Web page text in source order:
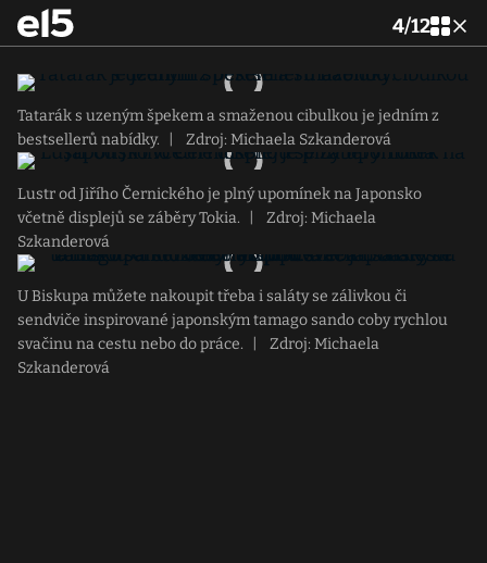
4/12
Tatarák s uzeným špekem a smaženou cibulkou je jedním z
bestsellerů nabídky.
Zdroj: Michaela Szkanderová
Lustr od Jiřího Černického je plný upomínek na Japonsko
včetně displejů se záběry Tokia.
Zdroj: Michaela
Szkanderová
U Biskupa můžete nakoupit třeba i saláty se zálivkou či
sendviče inspirované japonským tamago sando coby rychlou
svačinu na cestu nebo do práce.
Zdroj: Michaela
Szkanderová